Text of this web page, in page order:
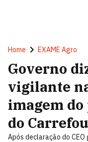
Home EXAME Agro
Governo
vigilante
imagem
do
Após declaração do